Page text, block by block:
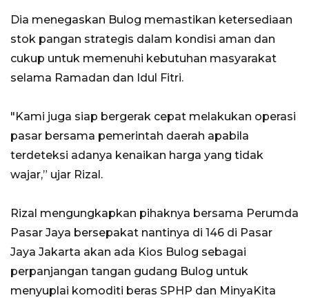
Dia menegaskan Bulog memastikan ketersediaan
stok pangan strategis dalam kondisi aman dan
cukup untuk memenuhi kebutuhan masyarakat
selama Ramadan dan Idul Fitri.
"Kami juga siap bergerak cepat melakukan operasi
pasar bersama pemerintah daerah apabila
terdeteksi adanya kenaikan harga yang tidak
wajar,” ujar Rizal.
Rizal mengungkapkan pihaknya bersama Perumda
Pasar Jaya bersepakat nantinya di 146 di Pasar
Jaya Jakarta akan ada Kios Bulog sebagai
perpanjangan tangan gudang Bulog untuk
menyuplai komoditi beras SPHP dan MinyaKita